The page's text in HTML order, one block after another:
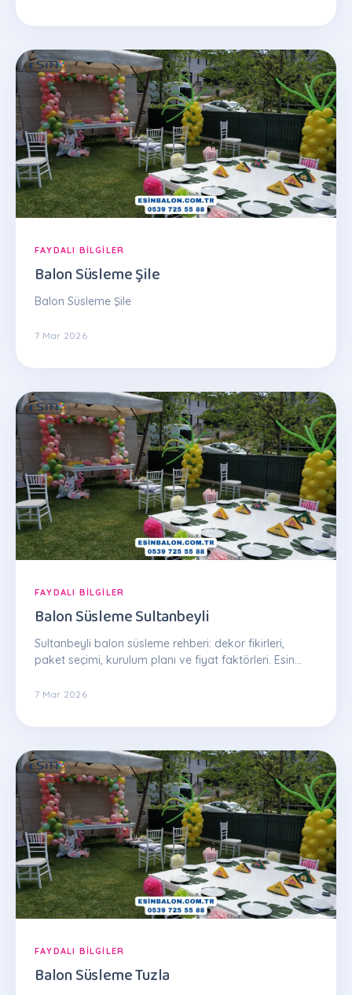
FAYDALI BILGILER
Balon Süsleme Şile
Balon Süsleme Şile
7 Mar 2026
FAYDALI BILGILER
Balon Süsleme Sultanbeyli
Sultanbeyli balon süsleme rehberi: dekor fikirleri,
paket seçimi, kurulum planı ve fiyat faktörleri. Esin
7 Mar 2026
FAYDALI BILGILER
Balon Süsleme Tuzla